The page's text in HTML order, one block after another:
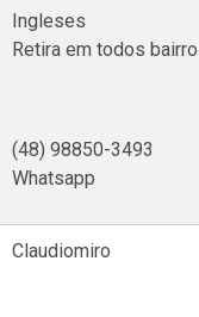
Ingleses
Retira em todos
(48) 98850-3493
Whatsapp
Claudiomiro